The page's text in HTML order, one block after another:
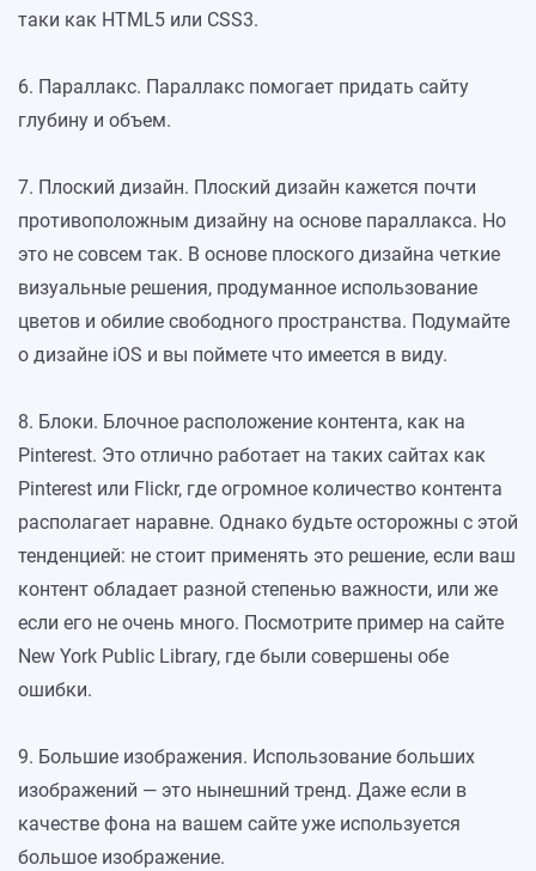
таки как HTML5 или CSS3.
6. Параллакс. Параллакс помогает придать сайту
глубину и объем.
7. Плоский дизайн. Плоский дизайн кажется почти
противоположным дизайну на основе параллакса. Но
это не совсем так. В основе плоского дизайна четкие
визуальные решения, продуманное использование
цветов и обилие свободного пространства. Подумайте
о дизайне iOS и вы поймете что имеется в виду.
8. Блоки. Блочное расположение контента, как на
Pinterest. Это отлично работает на таких сайтах как
Pinterest или Flickr, где огромное количество контента
располагает наравне. Однако будьте осторожны с этой
тенденцией: не стоит применять это решение, если ваш
контент обладает разной степенью важности, или же
если его не очень много. Посмотрите пример на сайте
New York Public Library, где были совершены обе
ошибки.
9. Большие изображения. Использование больших
изображений — это нынешний тренд. Даже если в
качестве фона на вашем сайте уже используется
большое изображение.